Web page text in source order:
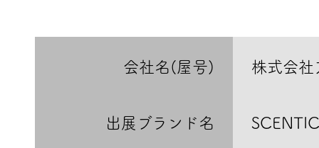
会社名(屋号) 株式会社
出展ブランド名